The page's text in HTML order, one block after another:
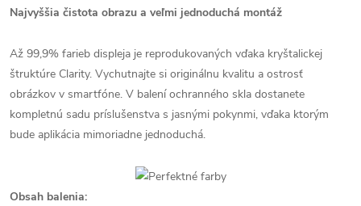
Najvyššia čistota obrazu a veľmi jednoduchá montáž
Až 99,9% farieb displeja je reprodukovaných vďaka kryštalickej
štruktúre Clarity. Vychutnajte si originálnu kvalitu a ostrosť
obrázkov v smartfóne. V balení ochranného skla dostanete
kompletnú sadu príslušenstva s jasnými pokynmi, vďaka ktorým
bude aplikácia mimoriadne jednoduchá.
Obsah balenia: